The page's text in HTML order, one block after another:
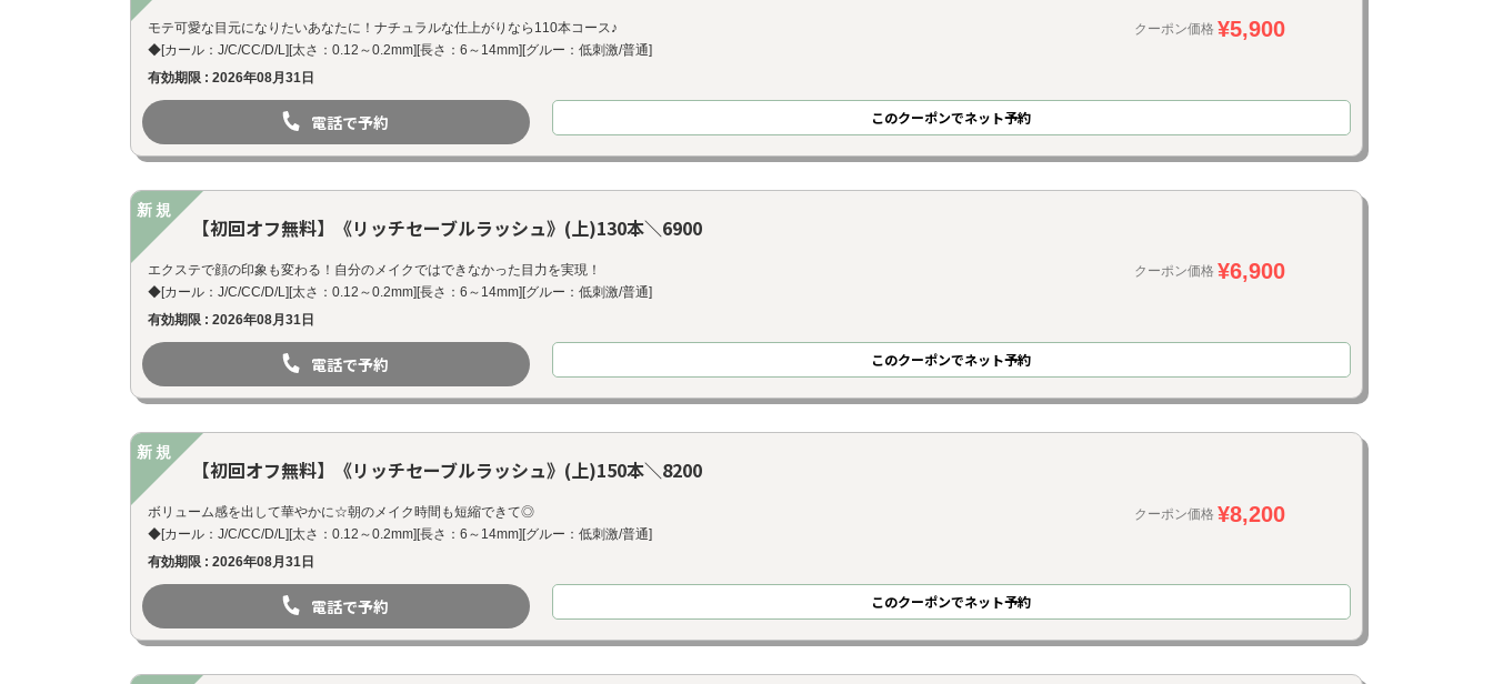
モテ可愛な目元になりたいあなたに！ナチュラルな仕上がりなら110本コース♪
◆[カール：J/C/CC/D/L][太さ：0.12～0.2mm][長さ：6～14mm][グルー：低刺激/普通]
有効期限 : 2026年08月31日
クーポン価格 ¥5,900
電話で予約 このクーポンでネット予約
新規
【初回オフ無料】《リッチセーブルラッシュ》(上)130本＼6900
エクステで顔の印象も変わる！自分のメイクではできなかった目力を実現！
◆[カール：J/C/CC/D/L][太さ：0.12～0.2mm][長さ：6～14mm][グルー：低刺激/普通]
有効期限 : 2026年08月31日
クーポン価格 ¥6,900
電話で予約 このクーポンでネット予約
新規
【初回オフ無料】《リッチセーブルラッシュ》(上)150本＼8200
ボリューム感を出して華やかに☆朝のメイク時間も短縮できて◎
◆[カール：J/C/CC/D/L][太さ：0.12～0.2mm][長さ：6～14mm][グルー：低刺激/普通]
有効期限 : 2026年08月31日
クーポン価格 ¥8,200
電話で予約 このクーポンでネット予約